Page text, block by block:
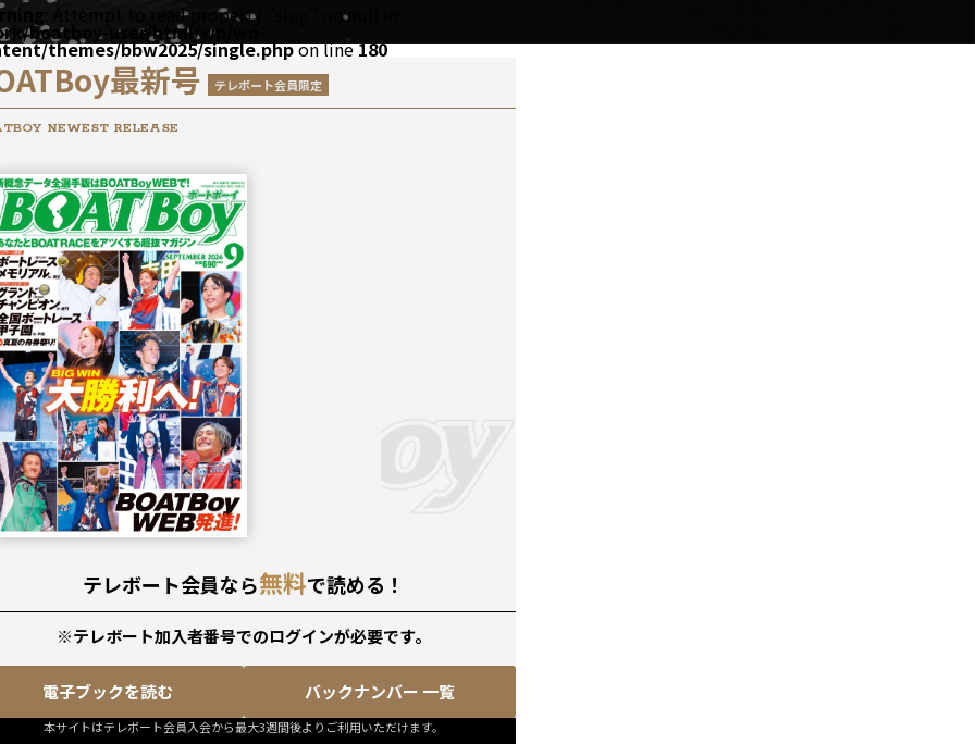
: Attempt to read property "slug" on null in
boatboy-user/html/wp/wp-
themes/bbw2025/single.phpon line180
最新号 テレボート会員限定
NEWEST RELEASE
2026年
9月号
テレボート会員なら無料で読める！
※テレボート加入者番号でのログインが必要です。
電子ブックを読む バックナンバー 一覧
本サイトはテレボート会員入会から最大3週間後よりご利用いただけます。